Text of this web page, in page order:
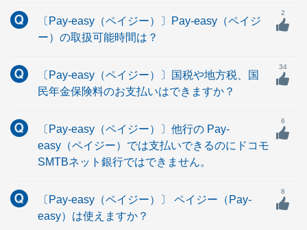
〔Pay-easy（ペイジー）〕Pay-easy（ペイジ
ー）の取扱可能時間は？
2
〔Pay-easy（ペイジー）〕国税や地方税、国
民年金保険料のお支払いはできますか？
34
〔Pay-easy（ペイジー）〕他行の Pay-
easy（ペイジー）では支払いできるのにドコモ
SMTBネット銀行ではできません。
6
〔Pay-easy（ペイジー）〕 ペイジー（Pay-
easy）は使えますか？
8